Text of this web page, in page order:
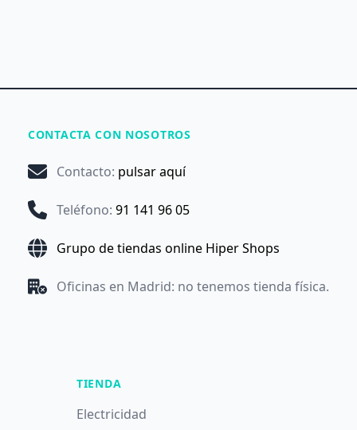
CONTACTA CON NOSOTROS
Contacto: pulsar aquí
Teléfono: 91 141 96 05
Grupo de tiendas online Hiper Shops
Oficinas en Madrid: no tenemos tienda física.
TIENDA
Electricidad